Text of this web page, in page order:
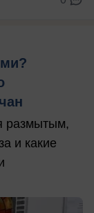
размытым,
и какие